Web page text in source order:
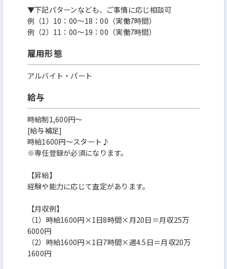
▼下記パターンなども、ご事情に応じ相談可
例（1）10：00～18：00（実働7時間）
例（2）11：00～19：00（実働7時間）
雇用形態
アルバイト・パート
給与
時給制1,600円～
[給与補足]
時給1600円～スタート♪
※専任登録が必須になります。
【昇給】
経験や能力に応じて査定があります。
【月収例】
（1）時給1600円×1日8時間×月20日＝月収25万
6000円
（2）時給1600円×1日7時間×週4.5日＝月収20万
1600円